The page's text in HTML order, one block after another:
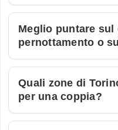
Meglio puntare sul
pernottamento o
Quali zone di
per una coppia?